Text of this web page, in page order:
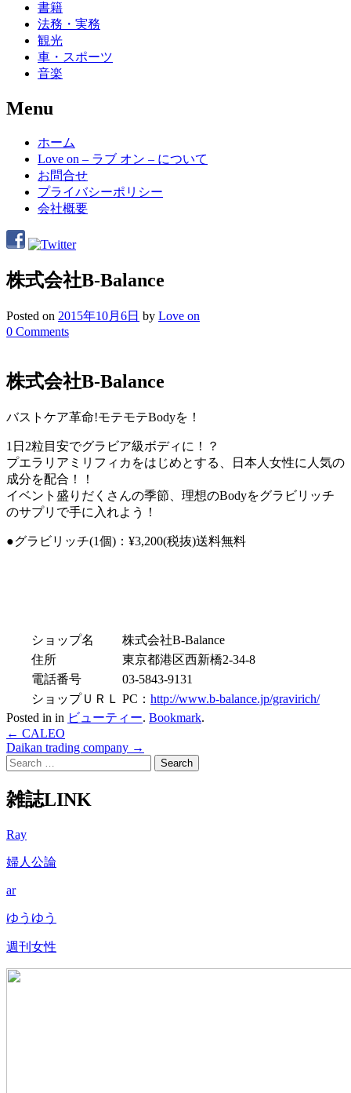
書籍
法務・実務
観光
車・スポーツ
音楽
Menu
Skip
content
ホーム
Love on – ラブ オン – について
お問合せ
プライバシーポリシー
会社概要
株式会社B-Balance
Posted on 2015年10月6日 by Love on
0 Comments
株式会社B-Balance
バストケア革命!モテモテBodyを！
1日2粒目安でグラビア級ボディに！？
プエラリアミリフィカをはじめとする、日本人女性に人気の
成分を配合！！
イベント盛りだくさんの季節、理想のBodyをグラビリッチ
のサプリで手に入れよう！
●グラビリッチ(1個)：¥3,200(税抜)送料無料
ショップ名
株式会社B-Balance
住所
東京都港区西新橋2-34-8
電話番号
03-5843-9131
ショップＵＲＬ PC： http://www.b-balance.jp/gravirich/
Posted in in ビューティー. Bookmark.
Post
navigation
← CALEO
Daikan trading company →
Search
for:
雑誌LINK
Ray
婦人公論
ar
ゆうゆう
週刊女性